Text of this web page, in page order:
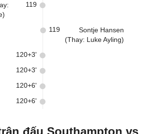
119
Sontje Hansen
(Thay: Luke Ayling)
119
120+3'
120+3'
120+6'
120+6'
đấu Southampton vs